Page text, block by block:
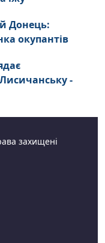
Донець:
окупантів
-
захищені